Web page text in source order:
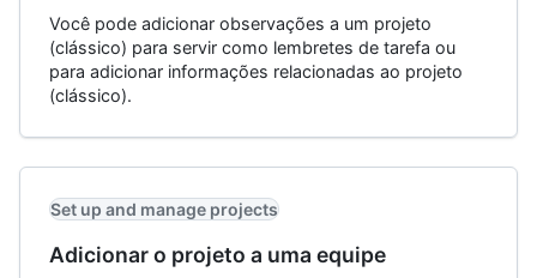
Você pode adicionar observações a um projeto
(clássico) para servir como lembretes de tarefa ou
para adicionar informações relacionadas ao projeto
(clássico).
Set up and manage projects
Adicionar o projeto a uma equipe